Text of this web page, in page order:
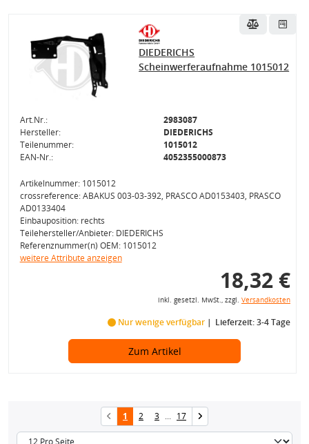
DIEDERICHS
Scheinwerferaufnahme 1015012
Art.Nr.:
2983087
Hersteller:
DIEDERICHS
Teilenummer:
1015012
EAN-Nr.:
4052355000873
Artikelnummer: 1015012
crossreference: ABAKUS 003-03-392, PRASCO AD0153403, PRASCO
AD0133404
Einbauposition: rechts
Teilehersteller/Anbieter: DIEDERICHS
Referenznummer(n) OEM: 1015012
weitere Attribute anzeigen
18,32 €
inkl. gesetzl. MwSt., zzgl. Versandkosten
Nur wenige verfügbar Lieferzeit: 3-4 Tage
Zum Artikel
1 2 3 ... 17